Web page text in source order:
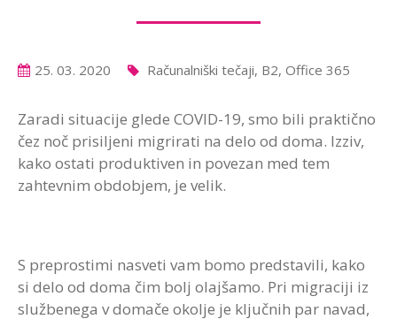
25. 03. 2020 Računalniški tečaji, B2, Office 365
Zaradi situacije glede COVID-19, smo bili praktično
čez noč prisiljeni migrirati na delo od doma. Izziv,
kako ostati produktiven in povezan med tem
zahtevnim obdobjem, je velik.
S preprostimi nasveti vam bomo predstavili, kako
si delo od doma čim bolj olajšamo. Pri migraciji iz
službenega v domače okolje je ključnih par navad,